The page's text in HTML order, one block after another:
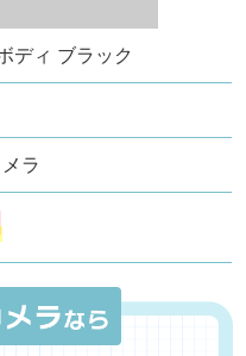
ディ ブラック
ラ